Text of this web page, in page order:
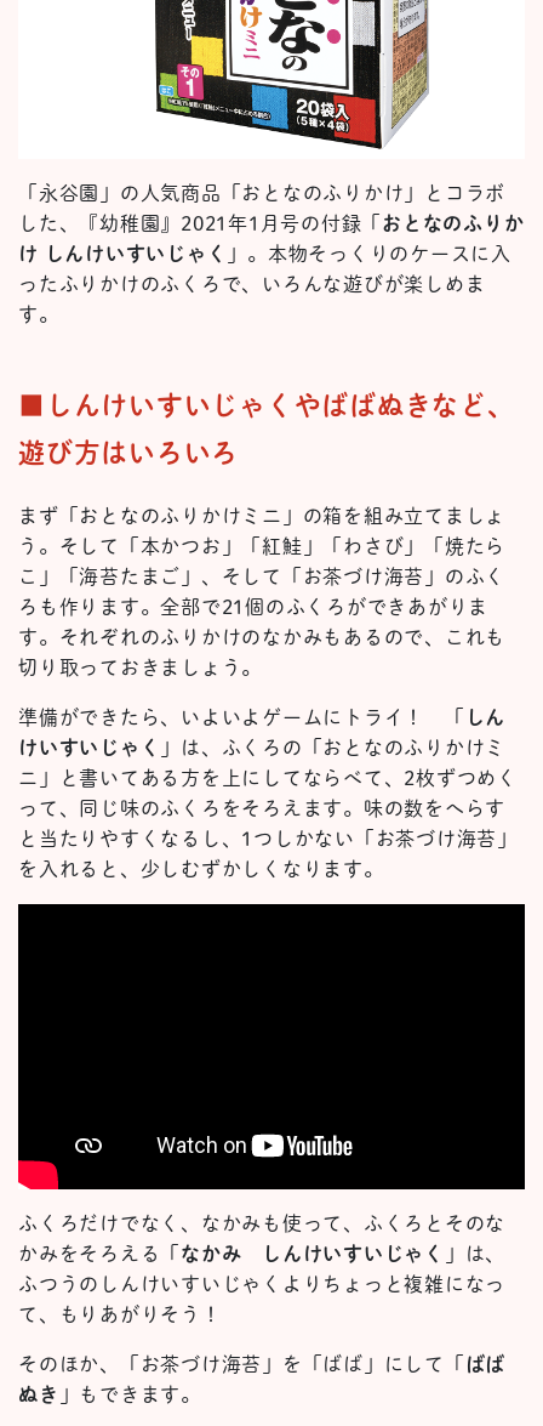
「永谷園」の人気商品「おとなのふりかけ」とコラボ
した、『幼稚園』2021年1月号の付録「 おとなのふりか
け しんけいすいじゃく
」。本物そっくりのケースに入
ったふりかけのふくろで、いろんな遊びが楽しめま
す。
■しんけいすいじゃくやばばぬきなど、
遊び方はいろいろ
まず「おとなのふりかけミニ」の箱を組み立てましょ
う。そして「本かつお」「紅鮭」「わさび」「焼たら
こ」「海苔たまご」、そして「お茶づけ海苔」のふく
ろも作ります。全部で21個のふくろができあがりま
す。それぞれのふりかけのなかみもあるので、これも
切り取っておきましょう。
準備ができたら、いよいよゲームにトライ！ 「
しん
けいすいじゃく
」は、ふくろの「おとなのふりかけミ
ニ」と書いてある方を上にしてならべて、2枚ずつめく
って、同じ味のふくろをそろえます。味の数をへらす
と当たりやすくなるし、1つしかない「お茶づけ海苔」
を入れると、少しむずかしくなります。
ふくろだけでなく、なかみも使って、ふくろとそのな
かみをそろえる「 なかみ しんけいすいじゃく
」は、
ふつうのしんけいすいじゃくよりちょっと複雑になっ
て、もりあがりそう！
そのほか、「お茶づけ海苔」を「ばば」にして「
ばば
ぬき 」もできます。